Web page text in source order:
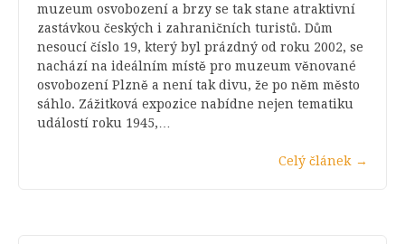
muzeum osvobození a brzy se tak stane atraktivní
zastávkou českých i zahraničních turistů. Dům
nesoucí číslo 19, který byl prázdný od roku 2002, se
nachází na ideálním místě pro muzeum věnované
osvobození Plzně a není tak divu, že po něm město
sáhlo. Zážitková expozice nabídne nejen tematiku
událostí roku 1945,…
Celý článek →